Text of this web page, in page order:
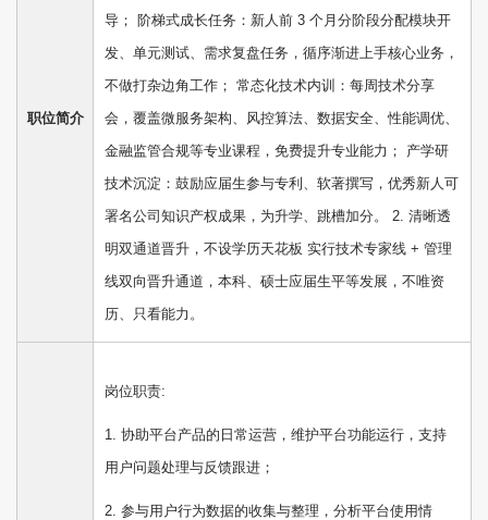
职位简介
导； 阶梯式成长任务：新人前 3 个月分阶段分配模块开
发、单元测试、需求复盘任务，循序渐进上手核心业务，
不做打杂边角工作； 常态化技术内训：每周技术分享
会，覆盖微服务架构、风控算法、数据安全、性能调优、
金融监管合规等专业课程，免费提升专业能力； 产学研
技术沉淀：鼓励应届生参与专利、软著撰写，优秀新人可
署名公司知识产权成果，为升学、跳槽加分。 2. 清晰透
明双通道晋升，不设学历天花板 实行技术专家线 + 管理
线双向晋升通道，本科、硕士应届生平等发展，不唯资
历、只看能力。
岗位职责:
1. 协助平台产品的日常运营，维护平台功能运行，支持
用户问题处理与反馈跟进；
2. 参与用户行为数据的收集与整理，分析平台使用情